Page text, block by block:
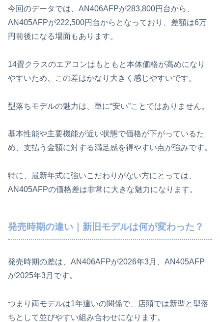
今回のデータでは、AN406AFPが283,800円台から、
AN405AFPが222,500円台からとなっており、差額は6万
円前後になる場面もあります。
14畳クラスのエアコンはもともと本体価格が高めになり
やすいため、この差はかなり大きく感じやすいです。
型落ちモデルの魅力は、単に“安い”ことではありません。
基本性能や主要機能が近い状態で価格が下がっているた
め、支払う金額に対する満足感を得やすい点が強みです。
特に、最新年式に強いこだわりがない方にとっては、
AN405AFPの価格差は非常に大きな魅力になります。
発売時期の違い｜新旧モデルは何が変わった？
発売時期の差は、AN406AFPが2026年3月、AN405AFP
が2025年3月です。
つまり両モデルは1年違いの関係で、店頭では新型と型落
ちとして並びやすい組み合わせになります。